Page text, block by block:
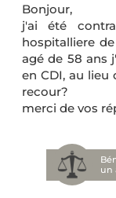
Bonjour,
j'ai été
hospitalliere
agé de 58 ans
en CDI, au lieu
recour?
merci de vos
un